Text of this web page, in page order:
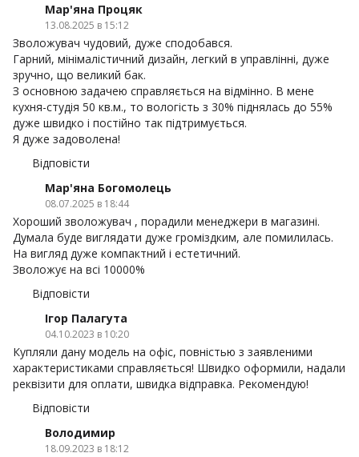
Мар'яна Процяк
13.08.2025 в 15:12
Зволожувач чудовий, дуже сподобався.
Гарний, мінімалістичний дизайн, легкий в управлінні, дуже
зручно, що великий бак.
З основною задачею справляється на відмінно. В мене
кухня-студія 50 кв.м., то вологість з 30% піднялась до 55%
дуже швидко і постійно так підтримується.
Я дуже задоволена!
Відповісти
Мар'яна Богомолець
08.07.2025 в 18:44
Хороший зволожувач , порадили менеджери в магазині.
Думала буде виглядати дуже громіздким, але помилилась.
На вигляд дуже компактний і естетичний.
Зволожує на всі 10000%
Відповісти
Ігор Палагута
04.10.2023 в 10:20
Купляли дану модель на офіс, повністью з заявленими
характеристиками справляється! Швидко оформили, надали
реквізити для оплати, швидка відправка. Рекомендую!
Відповісти
Володимир
18.09.2023 в 18:12